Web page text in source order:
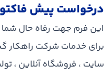
درخواست پیش
این فرم جهت رفاه حال
برای خدمات شرکت راهکار
سایت ، فروشگاه آنلاین ،